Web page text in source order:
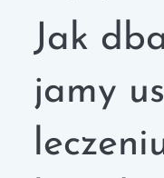
Jak
jamy